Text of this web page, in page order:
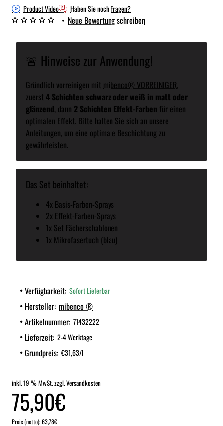
Product Video Haben Sie noch Fragen?
🚨 Hinweise zur Anwendung!
Gründlich vorreinigen mit mibenco® VORREINIGER,
zuerst 4 Schichten schwarz oder weiß in matt oder
glänzend, dann 2 Schichten Effekt-Farben für einen
optimalen Effekt. Bitte halten Sie sich an unsere
Anleitungen, um eine optimale Beschichtung zu
gewährleisten.
Das Set beinhaltet:
4x Basis-Farben-Sprays
2x Effekt-Farben-Sprays
1x Set Fächerschablonen
1x Mikrofasertuch (blau)
Verfügbarkeit: Sofort Lieferbar
Hersteller: mibenco ®
Artikelnummer: 71432222
Lieferzeit: 2-4 Werktage
Grundpreis: €31,63/l
• Neue Bewertung schreiben
inkl. 19 % MwSt. zzgl. Versandkosten
75,90€
Preis (netto): 63,78€